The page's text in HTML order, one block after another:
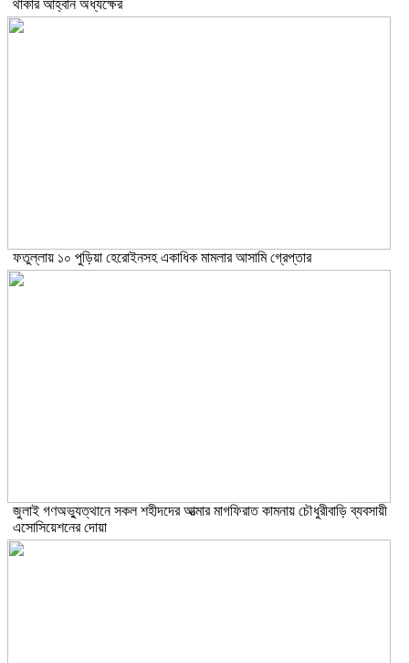
থাকার আহ্বান অধ্যক্ষের
ফতুল্লায় ১০ পুড়িয়া হেরোইনসহ একাধিক মামলার আসামি গ্রেপ্তার
জুলাই গণঅভ্যুত্থানে সকল শহীদদের আত্মার মাগফিরাত কামনায় চৌধুরীবাড়ি ব্যবসায়ী
এসোসিয়েশনের দোয়া